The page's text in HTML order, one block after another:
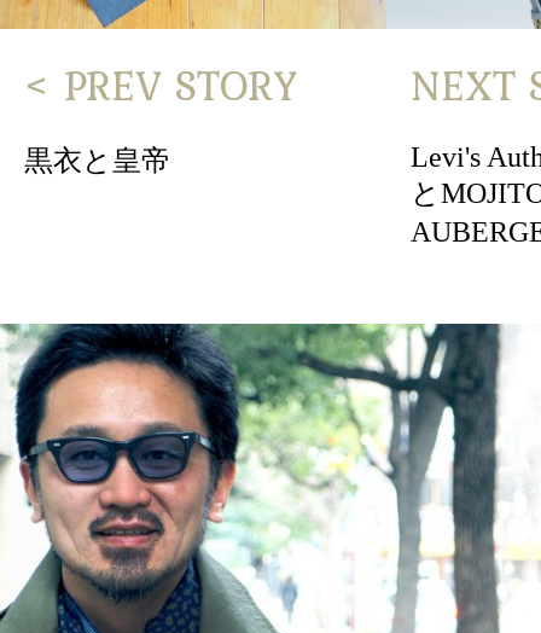
< PREV STORY
黒衣と皇帝
NEXT
Levi's
と